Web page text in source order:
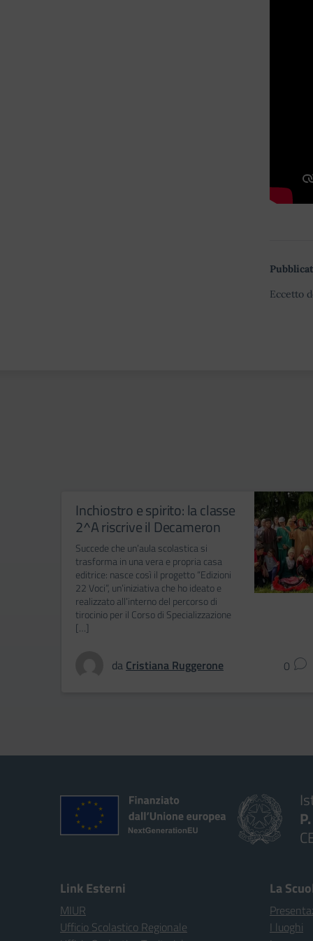
Eccetto
Inchiostro e spirito: la classe
2^A riscrive il Decameron
Succede che un’aula scolastica si
trasforma in una vera e propria casa
editrice: nasce così il progetto “Edizioni
22 Voci”, un’iniziativa che ho ideato e
realizzato all’interno del percorso di
tirocinio per il Corso di Specializzazione
[…]
da Cristiana Ruggerone 0
Link Esterni
MIUR
Ufficio Scolastico Regionale
La
I luoghi